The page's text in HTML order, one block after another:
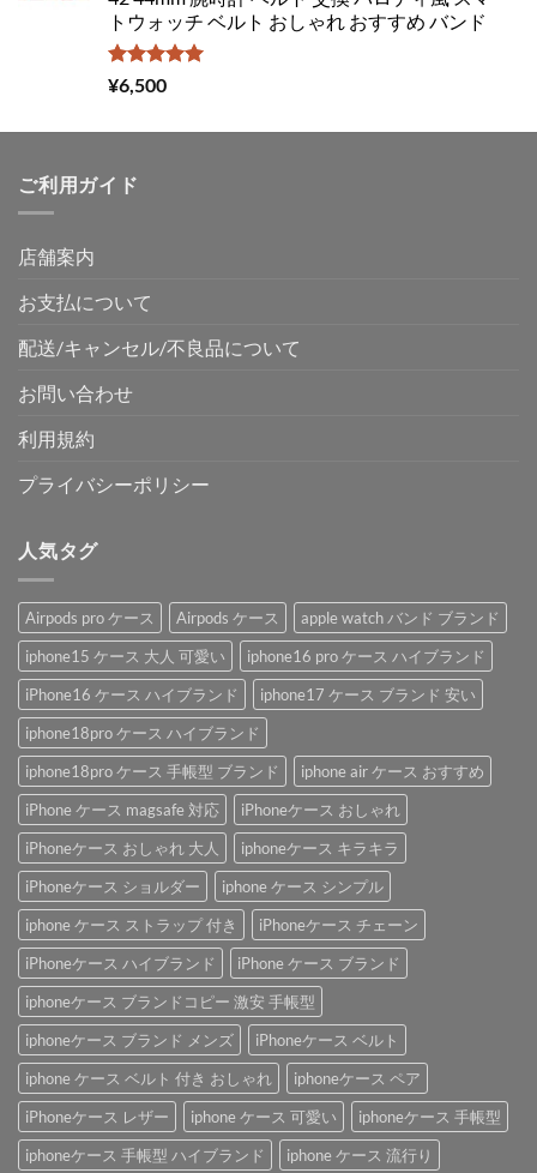
トウォッチ ベルト おしゃれ おすすめ バンド
5段階中
5.00
¥6,500
ご利用ガイド
店舗案内
お支払について
配送/キャンセル/不良品について
お問い合わせ
利用規約
プライバシーポリシー
人気タグ
Airpods pro ケース Airpods ケース
apple watch バンド ブランド
iphone15 ケース 大人 可愛い
iphone16 pro ケース ハイブランド
iPhone16 ケース ハイブランド
iphone17 ケース ブランド 安い
iphone18pro ケース ハイブランド
iphone18pro ケース 手帳型 ブランド
iphone air ケース おすすめ
iPhone ケース magsafe 対応
iPhoneケース おしゃれ
iPhoneケース おしゃれ 大人
iphoneケース キラキラ
iPhoneケース ショルダー
iphone ケース シンプル
iphone ケース ストラップ 付き
iPhoneケース チェーン
iPhoneケース ハイブランド
iPhone ケース ブランド
iphoneケース ブランドコピー 激安 手帳型
iphoneケース ブランド メンズ
iPhoneケース ベルト
iphone ケース ベルト 付き おしゃれ
iphoneケース ペア
iPhoneケース レザー
iphone ケース 可愛い
iphoneケース 手帳型
iphoneケース 手帳型 ハイブランド
iphone ケース 流行り